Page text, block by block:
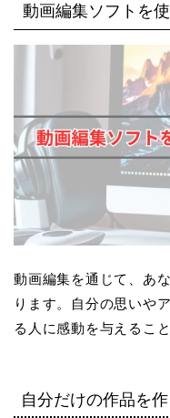
動画編集ソフトを
動画編集を通じて、あ
ります。自分の思いや
る人に感動を与えるこ
自分だけの作品を